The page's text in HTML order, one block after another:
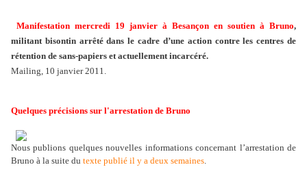
Manifestation mercredi 19 janvier à Besançon en soutien à Bruno,
militant bisontin arrêté dans le cadre d’une action contre les centres de
rétention de sans-papiers et actuellement incarcéré.
Mailing, 10 janvier 2011.
Quelques précisions sur l'arrestation de Bruno
Nous publions quelques nouvelles informations concernant l’arrestation de
Bruno à la suite du texte publié il y a deux semaines.